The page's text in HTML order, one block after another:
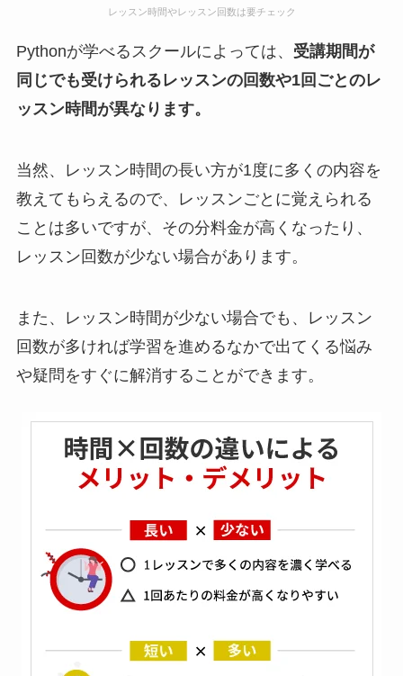
レッスン時間やレッスン回数は要チェック
Pythonが学べるスクールによっては、 受講期間が
同じでも受けられるレッスンの回数や1回ごとのレ
ッスン時間が異なります。
当然、レッスン時間の長い方が1度に多くの内容を
教えてもらえるので、レッスンごとに覚えられる
ことは多いですが、その分料金が高くなったり、
レッスン回数が少ない場合があります。
また、レッスン時間が少ない場合でも、レッスン
回数が多ければ学習を進めるなかで出てくる悩み
や疑問をすぐに解消することができます。